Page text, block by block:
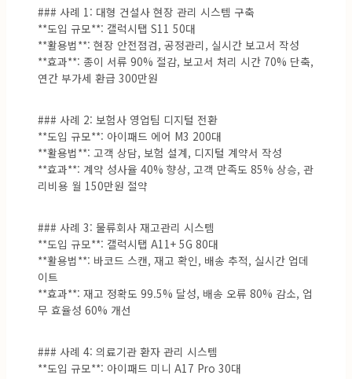
### 사례 1: 대형 건설사 현장 관리 시스템 구축
**도입 규모**: 갤럭시탭 S11 50대
**활용법**: 현장 안전점검, 공정관리, 실시간 보고서 작성
**효과**: 종이 서류 90% 절감, 보고서 처리 시간 70% 단축,
연간 부가세 환급 300만원
### 사례 2: 보험사 영업팀 디지털 전환
**도입 규모**: 아이패드 에어 M3 200대
**활용법**: 고객 상담, 보험 설계, 디지털 계약서 작성
**효과**: 계약 성사율 40% 향상, 고객 만족도 85% 상승, 관
리비용 월 150만원 절약
### 사례 3: 물류회사 재고관리 시스템
**도입 규모**: 갤럭시탭 A11+ 5G 80대
**활용법**: 바코드 스캔, 재고 확인, 배송 추적, 실시간 업데
이트
**효과**: 재고 정확도 99.5% 달성, 배송 오류 80% 감소, 업
무 효율성 60% 개선
### 사례 4: 의료기관 환자 관리 시스템
**도입 규모**: 아이패드 미니 A17 Pro 30대